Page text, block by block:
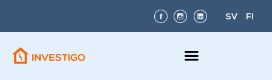
SV FI